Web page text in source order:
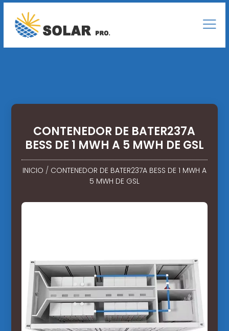
CONTENEDOR DE BATER237A
BESS DE 1 MWH A 5 MWH DE GSL
INICIO / CONTENEDOR DE BATER237A BESS DE 1 MWH A
5 MWH DE GSL